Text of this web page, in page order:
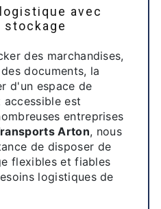
avec
stockage
des marchandises,
documents, la
d'un espace de
est
entreprises
Arton, nous
de disposer de
flexibles et fiables
logistiques de